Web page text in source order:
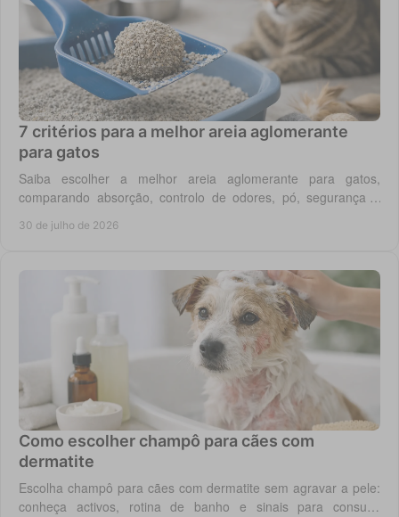
7 critérios para a melhor areia aglomerante
para gatos
Saiba escolher a melhor areia aglomerante para gatos,
comparando absorção, controlo de odores, pó, segurança e
30 de julho de 2026
Como escolher champô para cães com
dermatite
Escolha champô para cães com dermatite sem agravar a pele:
conheça activos, rotina de banho e sinais para consulta